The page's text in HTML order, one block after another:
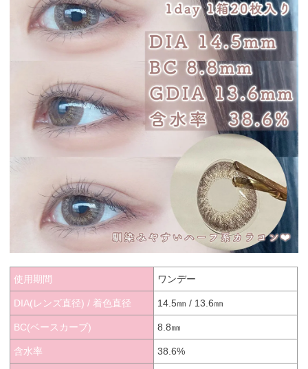
使用期間 ワンデー
DIA(レンズ直径) / 着色直径 14.5㎜ / 13.6㎜
BC(ベースカーブ) 8.8㎜
含水率 38.6%